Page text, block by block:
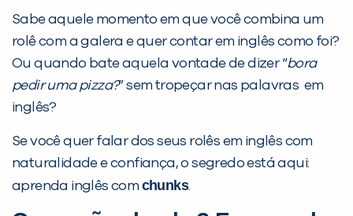
Sabe aquele momento em que você combina um
rolê com a galera e quer contar em inglês como foi?
Ou quando bate aquela vontade de dizer “bora
pedir uma pizza?” sem tropeçar nas palavras em
inglês?
Se você quer falar dos seus rolês em inglês com
naturalidade e confiança, o segredo está aqui:
aprenda inglês com chunks.